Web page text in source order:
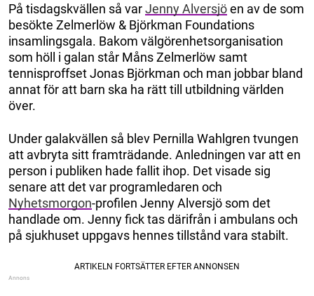
På tisdagskvällen så varJenny Alversjöen av de som
besökte Zelmerlöw & Björkman Foundations
insamlingsgala. Bakom välgörenhetsorganisation
som höll i galan står Måns Zelmerlöw samt
tennisproffset Jonas Björkman och man jobbar bland
annat för att barn ska ha rätt till utbildning världen
över.
Under galakvällen så blev Pernilla Wahlgren tvungen
att avbryta sitt framträdande. Anledningen var att en
person i publiken hade fallit ihop. Det visade sig
senare att det var programledaren och
Nyhetsmorgon-profilen Jenny Alversjö som det
handlade om. Jenny fick tas därifrån i ambulans och
på sjukhuset uppgavs hennes tillstånd vara stabilt.